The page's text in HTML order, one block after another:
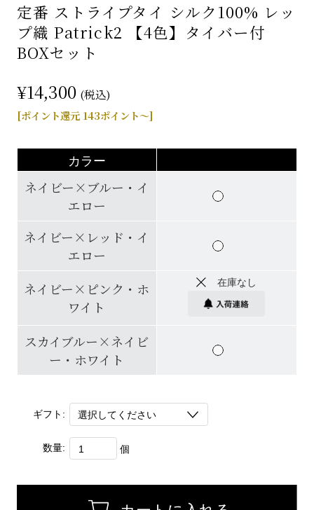
定番 ストライプタイ シルク100% レッ
プ織 Patrick2 【4色】タイバー付
BOXセット
¥14,300 (税込)
[ポイント還元 143ポイント～]
カラー
ネイビー×ブルー・イ
エロー
ネイビー×レッド・イ
エロー
ネイビー×ピンク・ホ
ワイト
在庫なし
スカイブルー×ネイビ
ー・ホワイト
ギフト:
数量: 個